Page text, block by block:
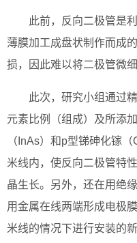
此前，反向二极管是
薄膜加工成盘状制作而成
损，因此难以将二极管微
此次，研究小组通过
元素比例（组成）及所添
（InAs）和p型锑砷化镓
米线内，使反向二极管特
晶生长。另外，还在用绝
用金属在线两端形成电极
米线的情况下进行安装的